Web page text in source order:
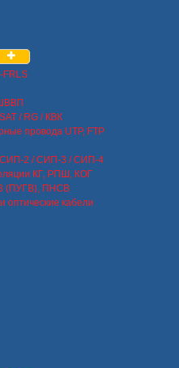
FRLS
/ RG / КВК
провода UTP, FTP
СИП-2 / СИП-3 / СИП-4
КГ, РПШ, КОГ
(ПУГВ), ПНСВ
оптические кабели